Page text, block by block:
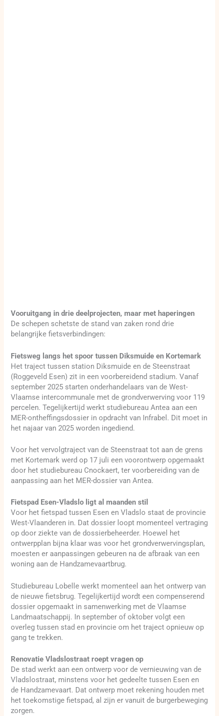
Vooruitgang in drie deelprojecten, maar met haperingen
De schepen schetste de stand van zaken rond drie
belangrijke fietsverbindingen:
Fietsweg langs het spoor tussen Diksmuide en Kortemark
Het traject tussen station Diksmuide en de Steenstraat
(Roggeveld Esen) zit in een voorbereidend stadium. Vanaf
september 2025 starten onderhandelaars van de West-
Vlaamse intercommunale met de grondverwerving voor 119
percelen. Tegelijkertijd werkt studiebureau Antea aan een
MER-ontheffingsdossier in opdracht van Infrabel. Dit moet in
het najaar van 2025 worden ingediend.
Voor het vervolgtraject van de Steenstraat tot aan de grens
met Kortemark werd op 17 juli een voorontwerp opgemaakt
door het studiebureau Cnockaert, ter voorbereiding van de
aanpassing aan het MER-dossier van Antea.
Fietspad Esen-Vladslo ligt al maanden stil
Voor het fietspad tussen Esen en Vladslo staat de provincie
West-Vlaanderen in. Dat dossier loopt momenteel vertraging
op door ziekte van de dossierbeheerder. Hoewel het
ontwerpplan bijna klaar was voor het grondverwervingsplan,
moesten er aanpassingen gebeuren na de afbraak van een
woning aan de Handzamevaartbrug.
Studiebureau Lobelle werkt momenteel aan het ontwerp van
de nieuwe fietsbrug. Tegelijkertijd wordt een compenserend
dossier opgemaakt in samenwerking met de Vlaamse
Landmaatschappij. In september of oktober volgt een
overleg tussen stad en provincie om het traject opnieuw op
gang te trekken.
Renovatie Vladslostraat roept vragen op
De stad werkt aan een ontwerp voor de vernieuwing van de
Vladslostraat, minstens voor het gedeelte tussen Esen en
de Handzamevaart. Dat ontwerp moet rekening houden met
het toekomstige fietspad, al zijn er vanuit de burgerbeweging
zorgen.